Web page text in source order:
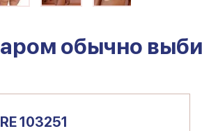
обычно
103251